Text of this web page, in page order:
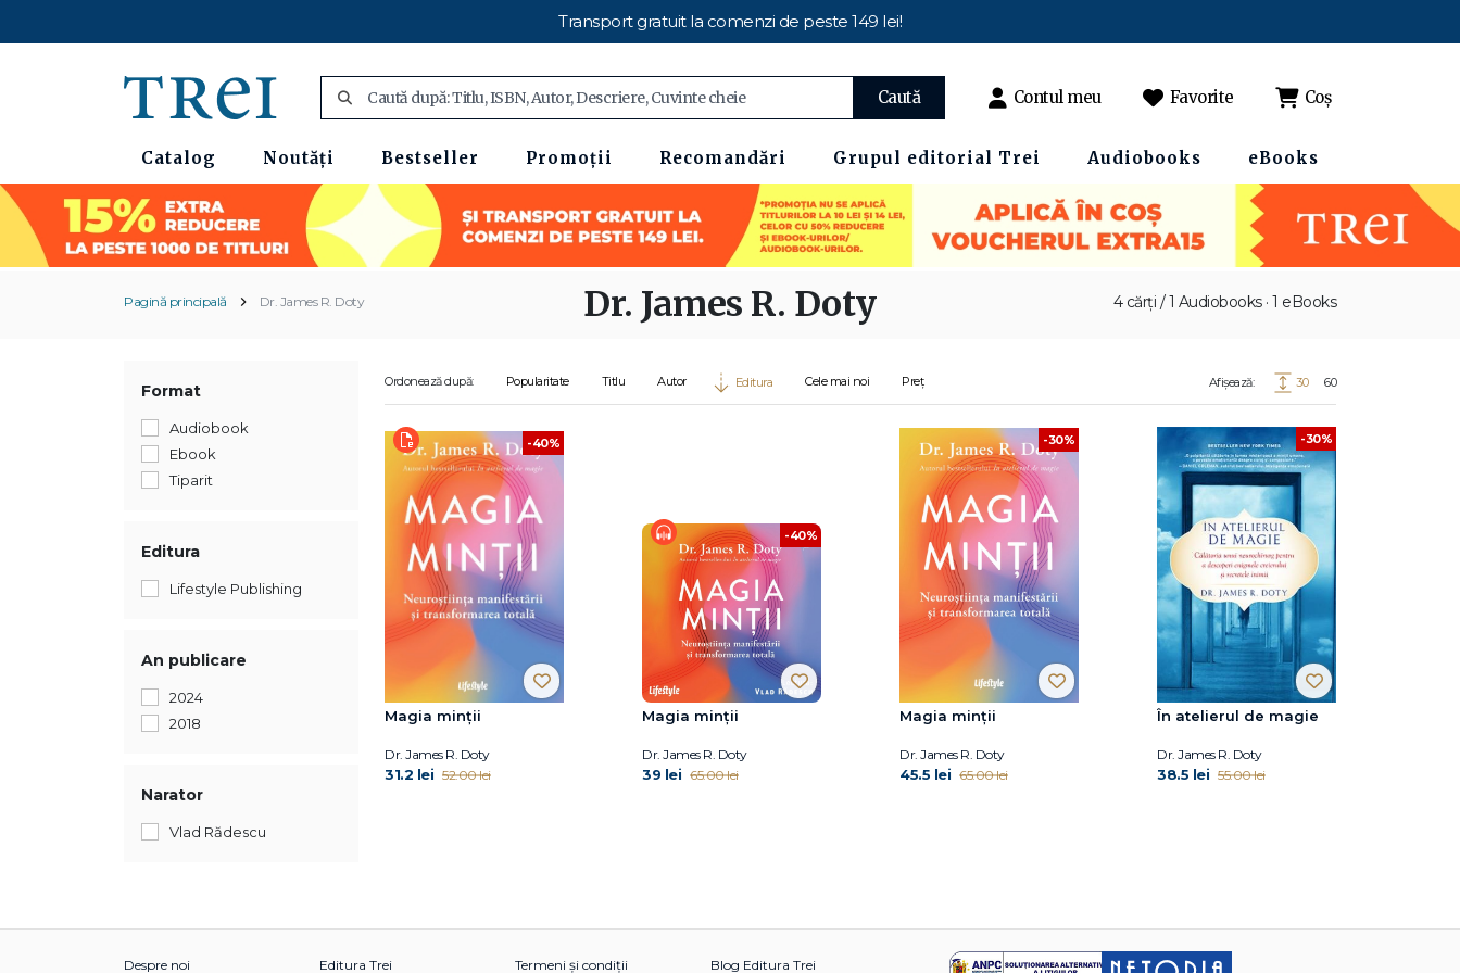
Transport gratuit la comenzi de peste 149 lei!
Caută Contul meu Favorite Coș
Catalog Noutăți Bestseller Promoții Recomandări Grupul editorial Trei Audiobooks eBooks
Pagină principală Dr. James R. Doty 4 cărți / 1 Audiobooks · 1 eBooks
Dr. James R. Doty
Format
Audiobook
Ebook
Tiparit
Editura
Lifestyle Publishing
An publicare
2024
2018
Narator
Vlad Rădescu
Ordonează după: Popularitate Titlu Autor Editura Cele mai noi Preț Afișează: 30 60
-40%
Magia minții
Dr. James R. Doty
31.2 lei 52.00 lei
-40%
Magia minții
Dr. James R. Doty
39 lei 65.00 lei
-30%
Magia minții
Dr. James R. Doty
45.5 lei 65.00 lei
-30%
În atelierul de magie
Dr. James R. Doty
38.5 lei 55.00 lei
Despre noi Editura Trei Termeni și condiții Blog Editura Trei